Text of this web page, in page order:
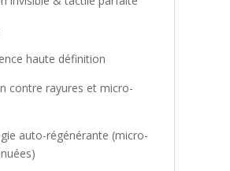
haute définition
contre rayures et micro-
auto-régénérante (micro-